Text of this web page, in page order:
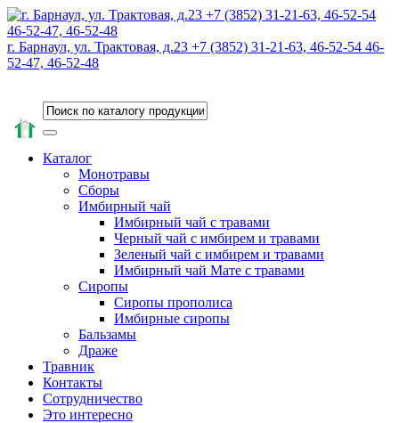
г. Барнаул, ул. Трактовая, д.23 +7 (3852) 31-21-63, 46-52-54 46-
52-47, 46-52-48
Каталог
Монотравы
Сборы
Имбирный чай
Имбирный чай с травами
Черный чай с имбирем и травами
Зеленый чай с имбирем и травами
Имбирный чай Мате с травами
Сиропы
Сиропы прополиса
Имбирные сиропы
Бальзамы
Драже
Травник
Контакты
Сотрудничество
Это интересно